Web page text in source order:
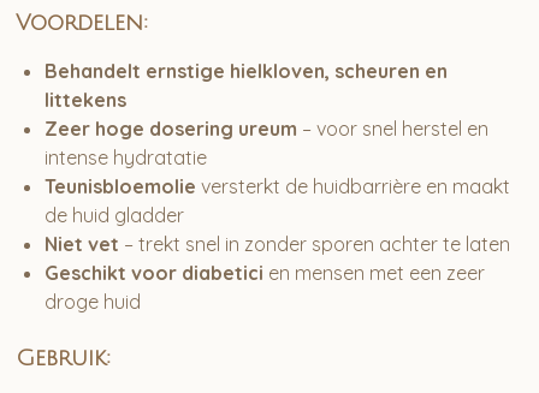
Voordelen:
Behandelt ernstige hielkloven, scheuren en
littekens
Zeer hoge dosering ureum – voor snel herstel en
intense hydratatie
Teunisbloemolie versterkt de huidbarrière en maakt
de huid gladder
Niet vet – trekt snel in zonder sporen achter te laten
Geschikt voor diabetici en mensen met een zeer
droge huid
Gebruik: